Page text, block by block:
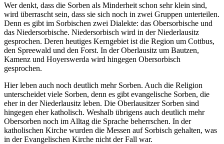
Wer denkt, dass die Sorben als Minderheit schon sehr klein sind,
wird überrascht sein, dass sie sich noch in zwei Gruppen unterteilen.
Denn es gibt im Sorbischen zwei Dialekte: das Obersorbische und
das Niedersorbische. Niedersorbisch wird in der Niederlausitz
gesprochen. Deren heutiges Kerngebiet ist die Region um Cottbus,
den Spreewald und den Forst. In der Oberlausitz um Bautzen,
Kamenz und Hoyerswerda wird hingegen Obersorbisch
gesprochen.
Hier leben auch noch deutlich mehr Sorben. Auch die Religion
unterscheidet viele Sorben, denn es gibt evangelische Sorben, die
eher in der Niederlausitz leben. Die Oberlausitzer Sorben sind
hingegen eher katholisch. Weshalb übrigens auch deutlich mehr
Obersorben noch im Alltag die Sprache beherrschen. In der
katholischen Kirche wurden die Messen auf Sorbisch gehalten, was
in der Evangelischen Kirche nicht der Fall war.